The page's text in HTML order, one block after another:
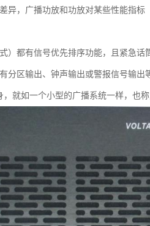
异，广播功放和功放对某些性能指
）都有信号优先排序功能，且紧急话
分区输出、钟声输出或警报信号输出
就如一个小型的广播系统一样，也称